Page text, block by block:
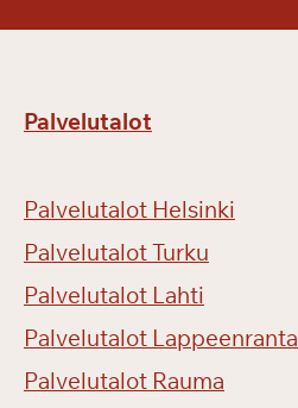
Palvelutalot
Palvelutalot Helsinki
Palvelutalot Turku
Palvelutalot Lahti
Palvelutalot Lappeenranta
Palvelutalot Rauma